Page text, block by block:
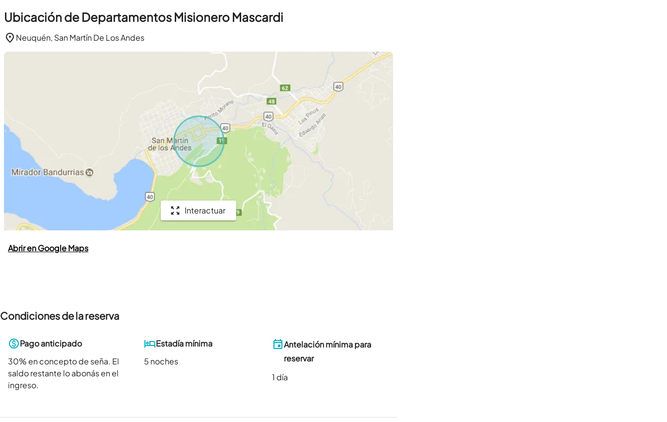
Ubicación de Departamentos Misionero Mascardi
Neuquén, San Martín De Los Andes
Interactuar
Abrir en Google Maps
Condiciones de la reserva
Pago anticipado
30% en concepto de seña. El
saldo restante lo abonás en el
ingreso.
Estadía mínima
5 noches
Antelación mínima para
reservar
1 día